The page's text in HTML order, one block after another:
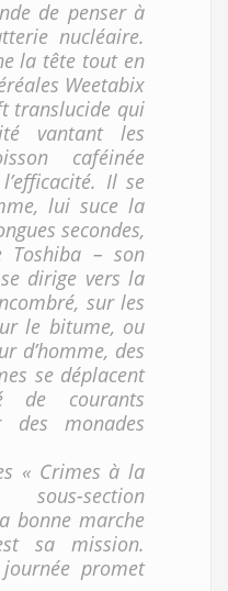
de penser à
nucléaire.
la tête tout en
Weetabix
translucide qui
vantant les
caféinée
Il se
lui suce la
secondes,
Toshiba – son
dirige vers la
sur les
le bitume, ou
d’homme, des
se déplacent
de courants
monades
« Crimes à la
sous-section
bonne marche
sa mission.
promet